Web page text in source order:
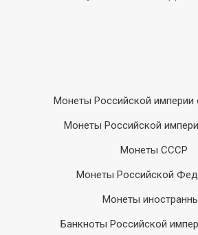
Монеты Российской империи
Монеты Российской
Монеты СССР
Монеты Российской
Монеты
Банкноты Российской